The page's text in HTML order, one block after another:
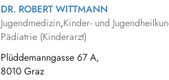
DR. ROBERT WITTMANN
Jugendmedizin,Kinder- und
Pädiatrie (Kinderarzt)
Plüddemanngasse 67 A,
8010 Graz